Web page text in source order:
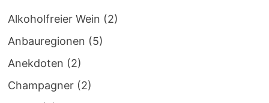
Alkoholfreier Wein (2)
Anbauregionen (5)
Anekdoten (2)
Champagner(2)